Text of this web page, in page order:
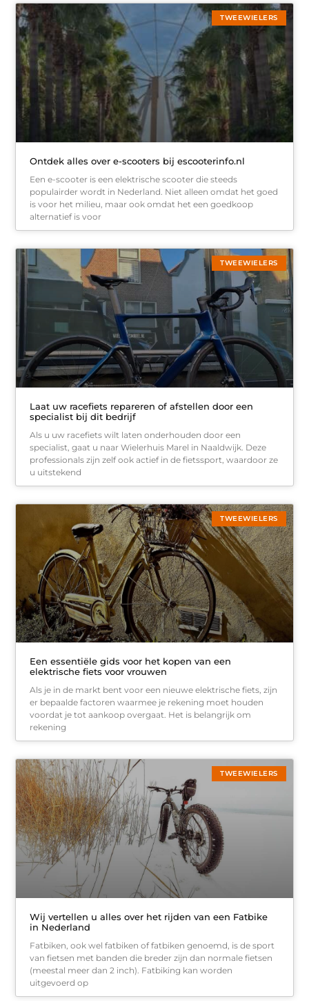
TWEEWIELERS
Ontdek alles over e-scooters bij escooterinfo.nl
Een e-scooter is een elektrische scooter die steeds
populairder wordt in Nederland. Niet alleen omdat het goed
is voor het milieu, maar ook omdat het een goedkoop
alternatief is voor
TWEEWIELERS
Laat uw racefiets repareren of afstellen door een
specialist bij dit bedrijf
Als u uw racefiets wilt laten onderhouden door een
specialist, gaat u naar Wielerhuis Marel in Naaldwijk. Deze
professionals zijn zelf ook actief in de fietssport, waardoor ze
u uitstekend
TWEEWIELERS
Een essentiële gids voor het kopen van een
elektrische fiets voor vrouwen
Als je in de markt bent voor een nieuwe elektrische fiets, zijn
er bepaalde factoren waarmee je rekening moet houden
voordat je tot aankoop overgaat. Het is belangrijk om
rekening
TWEEWIELERS
Wij vertellen u alles over het rijden van een Fatbike
in Nederland
Fatbiken, ook wel fatbiken of fatbiken genoemd, is de sport
van fietsen met banden die breder zijn dan normale fietsen
(meestal meer dan 2 inch). Fatbiking kan worden
uitgevoerd op